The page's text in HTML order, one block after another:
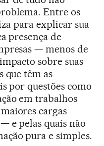
Entre os
para explicar sua
presença de
— menos de
sobre suas
que têm as
por questões como
em trabalhos
cargas
e pelas quais não
pura e simples.